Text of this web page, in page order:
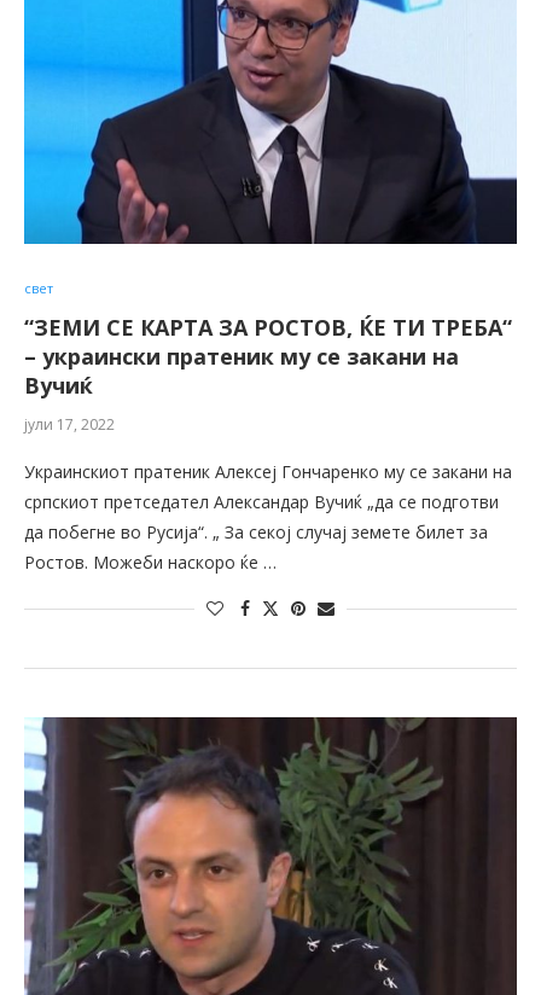
свет
“ЗЕМИ СЕ КАРТА ЗА РОСТОВ, ЌЕ ТИ ТРЕБА“
– украински пратеник му се закани на
Вучиќ
јули 17, 2022
Украинскиот пратеник Алексеј Гончаренко му се закани на
српскиот претседател Александар Вучиќ „да се подготви
да побегне во Русија“. „ За секој случај земете билет за
Ростов. Можеби наскоро ќе …